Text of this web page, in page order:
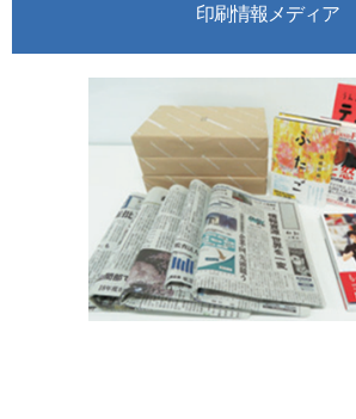
印刷情報メディア